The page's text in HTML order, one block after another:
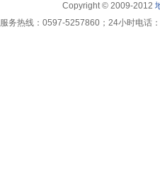
Copyright © 2009-2012
服务热线：0597-5257860；24小时电